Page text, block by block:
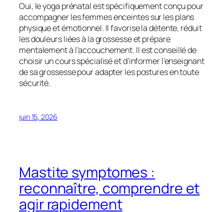
Oui, le yoga prénatal est spécifiquement conçu pour
accompagner les femmes enceintes sur les plans
physique et émotionnel. Il favorise la détente, réduit
les douleurs liées à la grossesse et prépare
mentalement à l’accouchement. Il est conseillé de
choisir un cours spécialisé et d’informer l’enseignant
de sa grossesse pour adapter les postures en toute
sécurité.
juin 15, 2026
Mastite symptomes :
reconnaître, comprendre et
agir rapidement